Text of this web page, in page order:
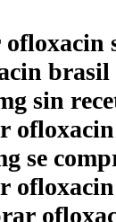
brasil
sin
se